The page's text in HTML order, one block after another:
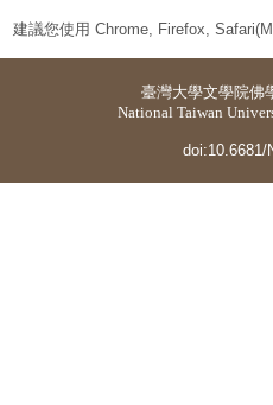
建議您使用 Chrome, Firefox,
臺灣大學文學院佛
National Taiwan
doi:10.6681/